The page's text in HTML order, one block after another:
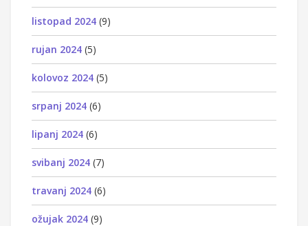
listopad 2024 (9)
rujan 2024 (5)
kolovoz 2024 (5)
srpanj 2024 (6)
lipanj 2024 (6)
svibanj 2024 (7)
travanj 2024 (6)
ožujak 2024 (9)